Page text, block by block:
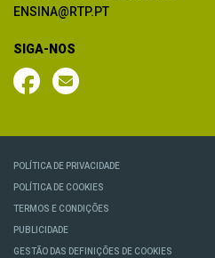
ENSINA@RTP.PT
SIGA-NOS
POLÍTICA DE PRIVACIDADE
POLÍTICA DE COOKIES
TERMOS E CONDIÇÕES
PUBLICIDADE
GESTÃO DAS DEFINIÇÕES DE COOKIES